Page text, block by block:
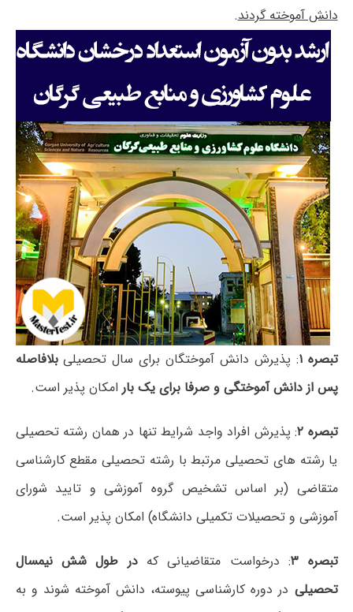
دانش آموخته گردند.
تبصره ۱ : پذیرش دانش آموختگان برای سال تحصیلیبلافاصله
پس از دانش آموختگی و صرفا برای یک بارامکان پذیر است.
تبصره ۲ : پذیرش افراد واجد شرایط تنها در همان رشته تحصیلی
یا رشته های تحصیلی مرتبط با رشته تحصیلی مقطع کارشناسی
متقاضی (بر اساس تشخیص گروه آموزشی و تایید شورای
آموزشی و تحصیلات تکمیلی دانشگاه) امکان پذیر است.
تبصره ۳ : درخواست متقاضیانی کهدر طول شش نیمسال
تحصیلی در دوره کارشناسی پیوسته، دانش آموخته شوند و به